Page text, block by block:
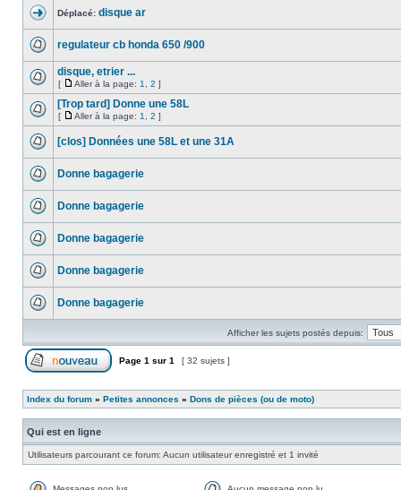
Déplacé: disque ar
regulateur cb honda 650 /900
disque, etrier ...
[ Aller à la page: 1 2 ]
[Trop tard] Donne une 58L
[ Aller à la page: 1 2 ]
[clos] Données une 58L et une 31A
Donne bagagerie
Donne bagagerie
Donne bagagerie
Donne bagagerie
Donne bagagerie
Afficher les sujets postés depuis:
Page 1 sur 1 [ 32 sujets ]
Index du forum » Petites annonces » Dons de pièces (ou de moto)
Qui est en ligne
Utilisateurs parcourant ce forum: Aucun utilisateur enregistré et 1 invité